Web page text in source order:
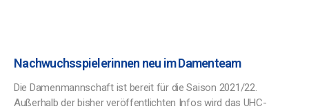
Nachwuchsspielerinnen neu im Damenteam
Die Damenmannschaft ist bereit für die Saison 2021/22.
Außerhalb der bisher veröffentlichten Infos wird das UHC-